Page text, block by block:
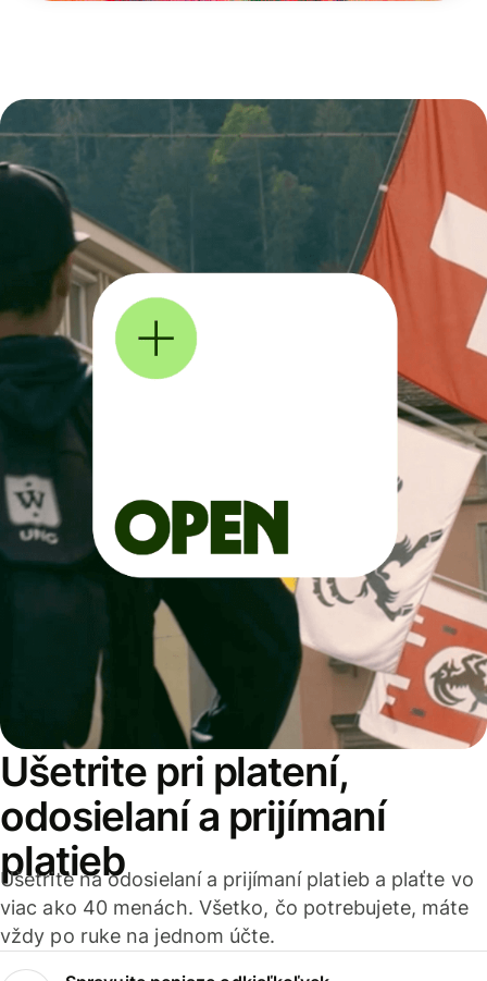
Ušetrite pri platení,
odosielaní a prijímaní
platieb
Ušetrite na odosielaní a prijímaní platieb a plaťte vo
viac ako 40 menách. Všetko, čo potrebujete, máte
vždy po ruke na jednom účte.